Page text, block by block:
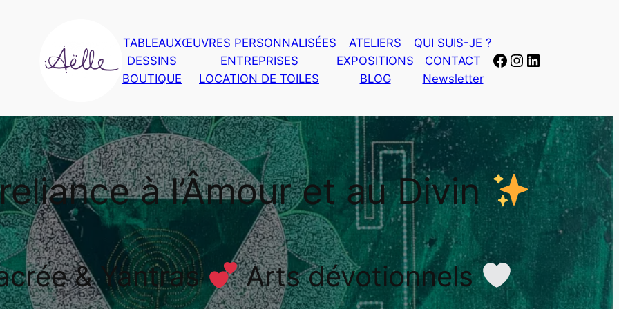
TABLEAUX
DESSINS
BOUTIQUE
ŒUVRES PERSONNALISÉES
ENTREPRISES
LOCATION DE TOILES
ATELIERS
EXPOSITIONS
BLOG
QUI SUIS-JE ?
CONTACT
Newsletter
Facebook
Instagram
LinkedIn
à l’Âmour et au Divin
& Yantras Arts dévotionnels